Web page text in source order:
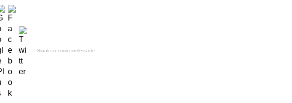
Sinalizar como irrelevante